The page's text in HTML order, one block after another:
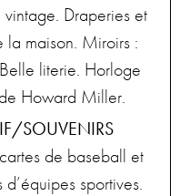
Draperies et
la maison. Miroirs :
literie. Horloge
Howard Miller.
SOUVENIRS
de baseball et
sportives.